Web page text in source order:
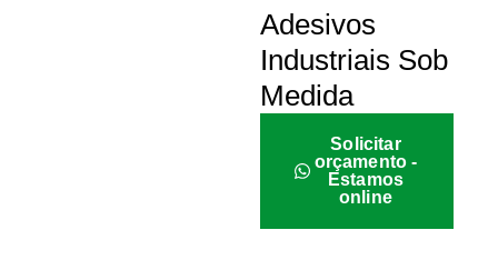
Adesivos
Industriais Sob
Medida
Solicitar
orçamento -
Estamos
online